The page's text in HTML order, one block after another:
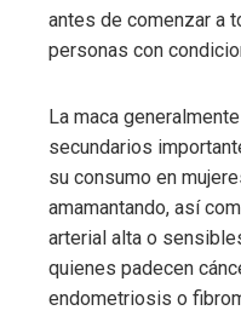
antes de comenzar a
personas con
La maca
secundarios
su consumo en
amamantando, así
arterial alta o
quienes padecen
endometriosis o